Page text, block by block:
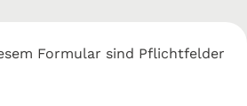
Formular sind Pflichtfelder